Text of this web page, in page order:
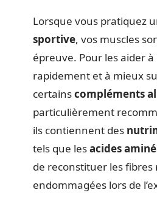
Lorsque vous pratiquez
sportive, vos muscles
épreuve. Pour les aider
rapidement et à mieux
certainscompléments
particulièrement
ils contiennent des
tels que lesacides
de reconstituer les fibres
endommagées lors de